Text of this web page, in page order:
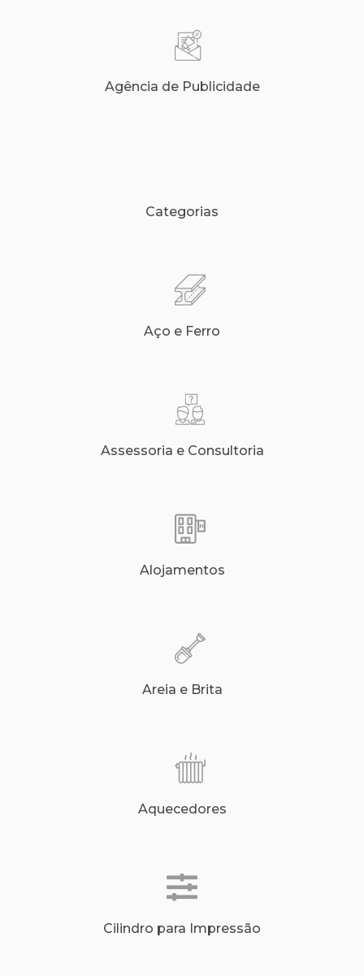
Agência de Publicidade
Categorias
Aço e Ferro
Assessoria e Consultoria
Alojamentos
Areia e Brita
Aquecedores
Cilindro para Impressão